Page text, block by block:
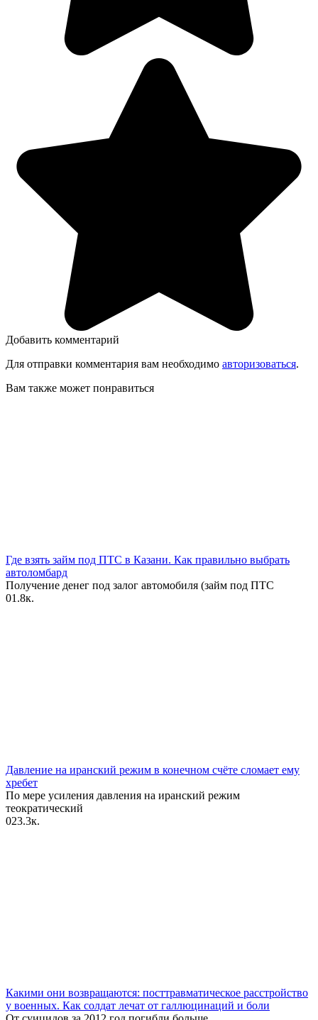
Добавить комментарий
Для отправки комментария вам необходимо авторизоваться.
Вам также может понравиться
Где взять займ под ПТС в Казани. Как правильно выбрать
автоломбард
Получение денег под залог автомобиля (займ под ПТС
01.8к.
Давление на иранский режим в конечном счёте сломает ему
хребет
По мере усиления давления на иранский режим
теократический
023.3к.
Какими они возвращаются: посттравматическое расстройство
у военных. Как солдат лечат от галлюцинаций и боли